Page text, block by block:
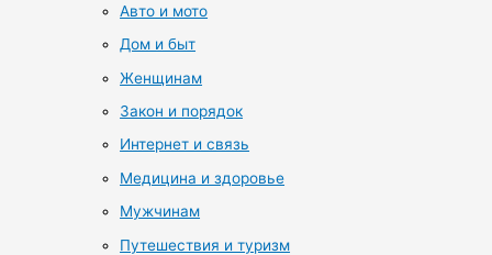
Авто и мото
Дом и быт
Женщинам
Закон и порядок
Интернет и связь
Медицина и здоровье
Мужчинам
Путешествия и туризм